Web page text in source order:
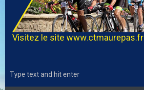
Visitez le site www.ctmaurepas.fr